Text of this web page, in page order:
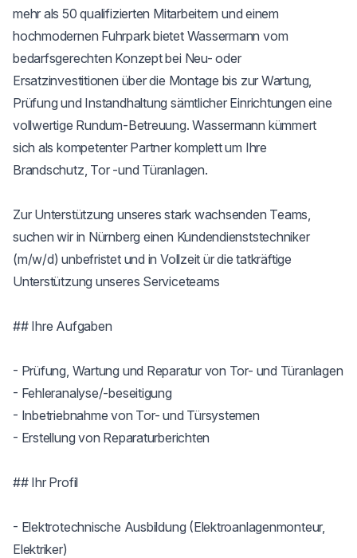
mehr als 50 qualifizierten Mitarbeitern und einem
hochmodernen Fuhrpark bietet Wassermann vom
bedarfsgerechten Konzept bei Neu- oder
Ersatzinvestitionen über die Montage bis zur Wartung,
Prüfung und Instandhaltung sämtlicher Einrichtungen eine
vollwertige Rundum-Betreuung. Wassermann kümmert
sich als kompetenter Partner komplett um Ihre
Brandschutz, Tor -und Türanlagen.
Zur Unterstützung unseres stark wachsenden Teams,
suchen wir in Nürnberg einen Kundendienststechniker
(m/w/d) unbefristet und in Vollzeit ür die tatkräftige
Unterstützung unseres Serviceteams
## Ihre Aufgaben
- Prüfung, Wartung und Reparatur von Tor- und Türanlagen
- Fehleranalyse/-beseitigung
- Inbetriebnahme von Tor- und Türsystemen
- Erstellung von Reparaturberichten
## Ihr Profil
- Elektrotechnische Ausbildung (Elektroanlagenmonteur,
Elektriker)